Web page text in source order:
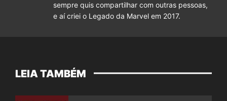
sempre quis compartilhar com outras pessoas,
e aí criei o Legado da Marvel em 2017.
LEIA TAMBÉM